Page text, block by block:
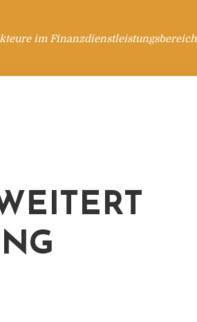
im Finanzdienstleistungsbereich